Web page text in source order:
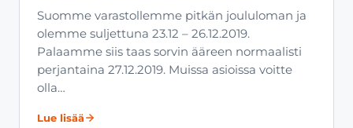
Suomme varastollemme pitkän joululoman ja
olemme suljettuna 23.12 – 26.12.2019.
Palaamme siis taas sorvin ääreen normaalisti
perjantaina 27.12.2019. Muissa asioissa voitte
olla…
Lue lisää